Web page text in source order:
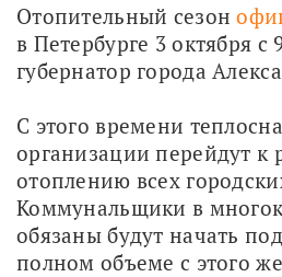
Отопительный сезон
в Петербурге 3 октября с
губернатор города
С этого времени
организации перейдут к
отоплению всех
Коммунальщики в
обязаны будут начать
полном объеме с этого